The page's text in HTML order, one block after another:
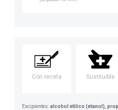
Con receta Sustituible
Excipientes:alcohol etilico (etanol),